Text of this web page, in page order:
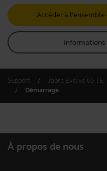
Accéder à
Support
Jabra Evolve 65 TE
Démarrage
À propos de nous